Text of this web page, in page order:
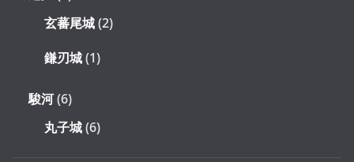
玄蕃尾城(2)
鎌刃城(1)
駿河(6)
丸子城(6)